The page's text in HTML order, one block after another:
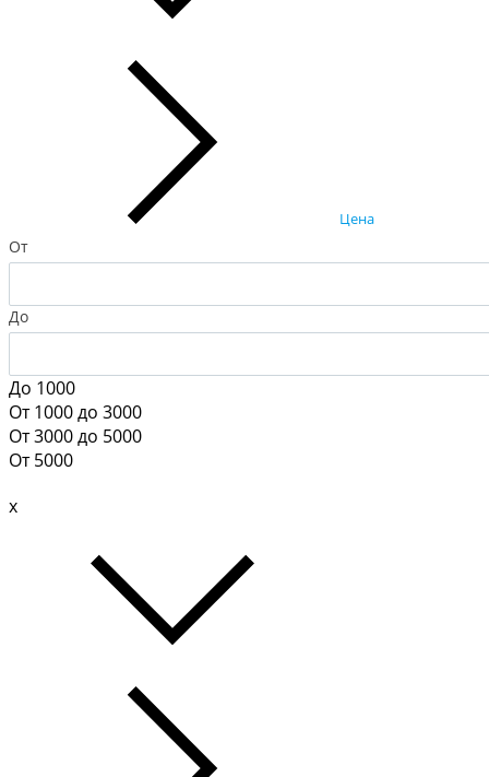
Цена
От
До
До 1000
От 1000 до 3000
От 3000 до 5000
От 5000
x